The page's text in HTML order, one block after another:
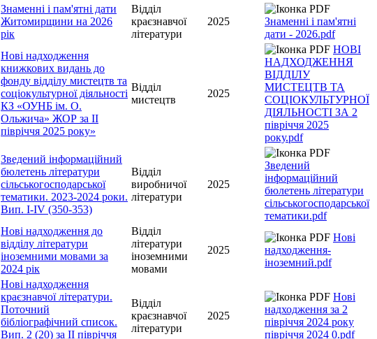
Знаменні і пам'ятні дати
Житомирщини на 2026
рік
Відділ
краєзнавчої
літератури
2025
Знаменні і пам'ятні
дати - 2026.pdf
Нові надходження
книжкових видань до
фонду відділу мистецтв та
соціокультурної діяльності
КЗ «ОУНБ ім. О.
Ольжича» ЖОР за ІІ
півріччя 2025 року»
Відділ
мистецтв
2025
НОВІ
НАДХОДЖЕННЯ
ВІДДІЛУ
МИСТЕЦТВ ТА
СОЦІОКУЛЬТУРНОЇ
ДІЯЛЬНОСТІ ЗА 2
півріччя 2025
року.pdf
Зведений інформаційний
бюлетень літератури
сільськогосподарської
тематики. 2023-2024 роки.
Вип. І-ІV (350-353)
Відділ
виробничої
літератури
2025
Зведений
інформаційний
бюлетень літератури
сільськогосподарської
тематики.pdf
Нові надходження до
відділу літератури
іноземними мовами за
2024 рік
Відділ
літератури
іноземними
мовами
2025
Нові
надходження-
іноземний.pdf
Нові надходження
краєзнавчої літератури.
Поточний
бібліографічний список.
Вип. 2 (20) за ІІ півріччя
Відділ
краєзнавчої
літератури
2025
Нові
надходження за 2
півріччя 2024 року
півріччя 2024 0.pdf